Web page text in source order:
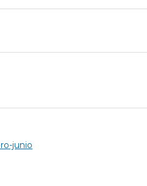
junio